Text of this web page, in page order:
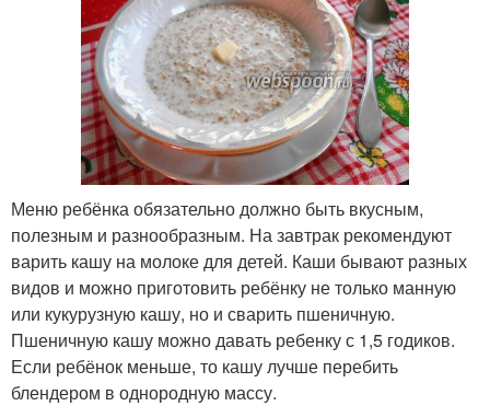
Меню ребёнка обязательно должно быть вкусным,
полезным и разнообразным. На завтрак рекомендуют
варить кашу на молоке для детей. Каши бывают разных
видов и можно приготовить ребёнку не только манную
или кукурузную кашу, но и сварить пшеничную.
Пшеничную кашу можно давать ребенку с 1,5 годиков.
Если ребёнок меньше, то кашу лучше перебить
блендером в однородную массу.